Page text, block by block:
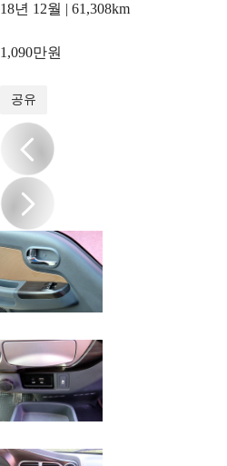
18년 12월 | 61,308km
1,090만원
공유
/16